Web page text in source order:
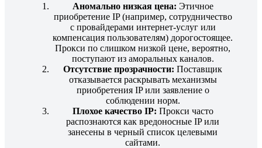
Аномально низкая цена: Этичное
приобретение IP (например, сотрудничество
с провайдерами интернет-услуг или
компенсация пользователям) дорогостоящее.
Прокси по слишком низкой цене, вероятно,
поступают из аморальных каналов.
Отсутствие прозрачности: Поставщик
отказывается раскрывать механизмы
приобретения IP или заявление о
соблюдении норм.
Плохое качество IP: Прокси часто
распознаются как вредоносные IP или
занесены в черный список целевыми
сайтами.